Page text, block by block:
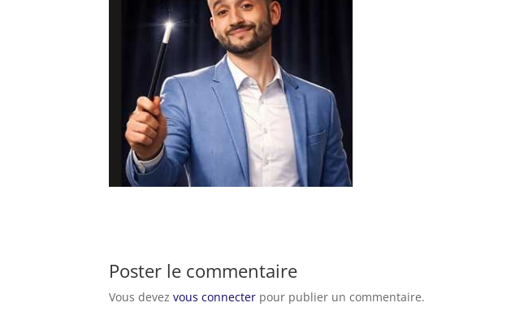
Poster le commentaire
Vous devezvous connecter pour publier un commentaire.